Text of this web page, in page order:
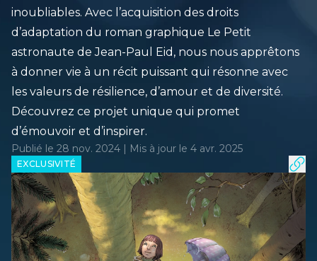
inoubliables. Avec l’acquisition des droits
d’adaptation du roman graphique Le Petit
astronaute de Jean-Paul Eid, nous nous apprêtons
à donner vie à un récit puissant qui résonne avec
les valeurs de résilience, d’amour et de diversité.
Découvrez ce projet unique qui promet
d’émouvoir et d’inspirer.
Publié le 28 nov. 2024 | Mis à jour le 4 avr. 2025
EXCLUSIVITÉ